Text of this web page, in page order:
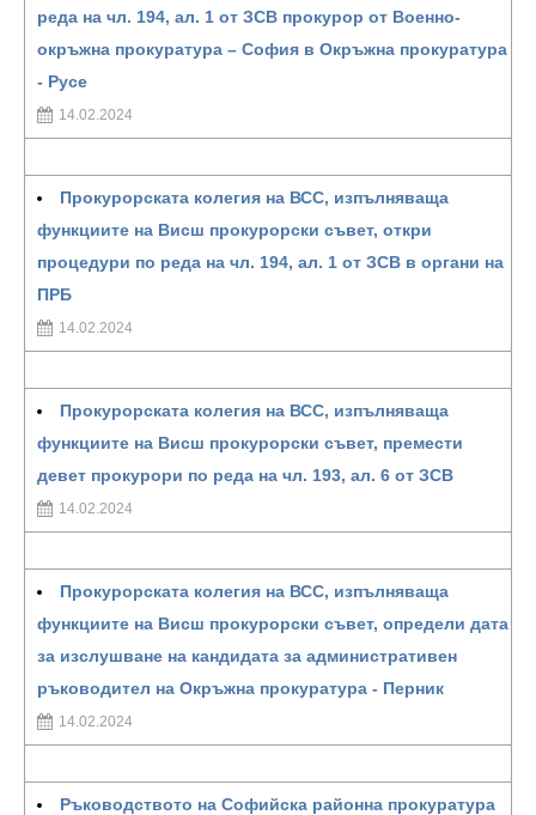
реда на чл. 194, ал. 1 от ЗСВ прокурор от Военно-
окръжна прокуратура – София в Окръжна прокуратура
- Русе
14.02.2024
Прокурорската колегия на ВСС, изпълняваща
функциите на Висш прокурорски съвет, откри
процедури по реда на чл. 194, ал. 1 от ЗСВ в органи на
ПРБ
14.02.2024
Прокурорската колегия на ВСС, изпълняваща
функциите на Висш прокурорски съвет, премести
девет прокурори по реда на чл. 193, ал. 6 от ЗСВ
14.02.2024
Прокурорската колегия на ВСС, изпълняваща
функциите на Висш прокурорски съвет, определи дата
за изслушване на кандидата за административен
ръководител на Окръжна прокуратура - Перник
14.02.2024
Ръководството на Софийска районна прокуратура